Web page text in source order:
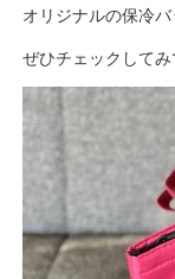
オリジナルの保冷バ
ぜひチェックしてみ